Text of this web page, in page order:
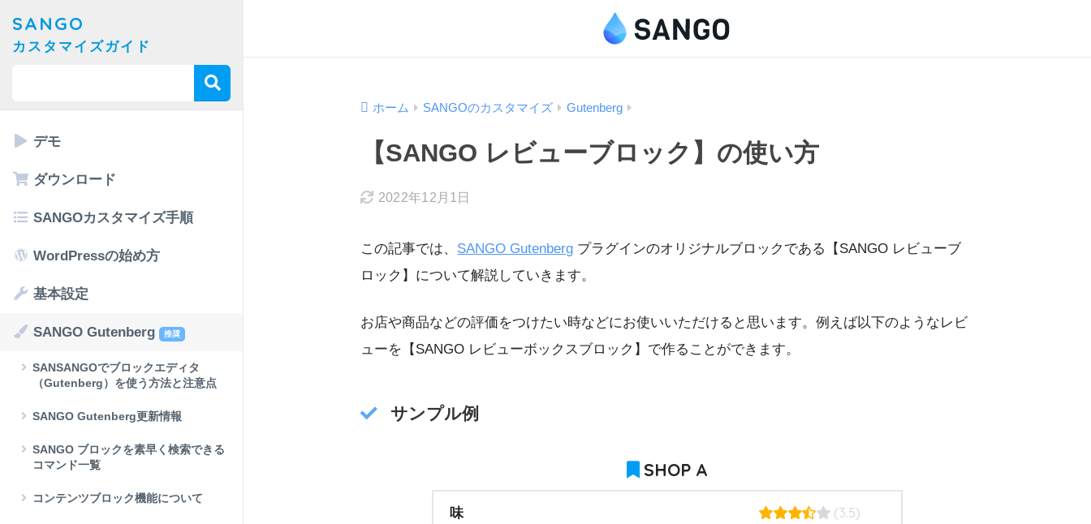
SANGO
カスタマイズガイド
デモ
ダウンロード
SANGOカスタマイズ手順
WordPressの始め方
基本設定
SANGO Gutenberg 推奨
SANSANGOでブロックエディタ
（Gutenberg）を使う方法と注意点
SANGO Gutenberg更新情報
SANGO ブロックを素早く検索できる
コマンド一覧
コンテンツブロック機能について
ホーム SANGOのカスタマイズ Gutenberg
【SANGO レビューブロック】の使い方
2022年12月1日
この記事では、 SANGO Gutenberg プラグインのオリジナルブロックである【SANGO レビューブ
ロック】について解説していきます。
お店や商品などの評価をつけたい時などにお使いいただけると思います。例えば以下のようなレビ
ューを【SANGO レビューボックスブロック】で作ることができます。
サンプル例
SHOP A
味 (3.5)